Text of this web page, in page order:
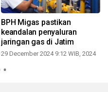
BPH Migas pastikan
keandalan penyaluran
jaringan gas di Jatim
29 December 2024 9:12 WIB, 2024